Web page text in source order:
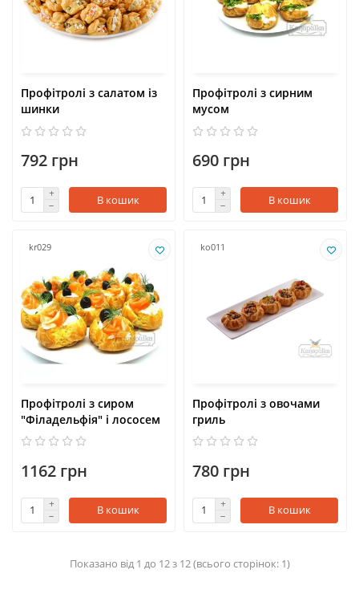
Профітролі з салатом із
шинки
792 грн
В кошик
Профітролі з сирним
мусом
690 грн
В кошик
kr029
Профітролі з сиром
"Філадельфія" і лососем
1162 грн
В кошик
ko011
Профітролі з овочами
гриль
780 грн
В кошик
Показано від 1 до 12 з 12 (всього сторінок: 1)